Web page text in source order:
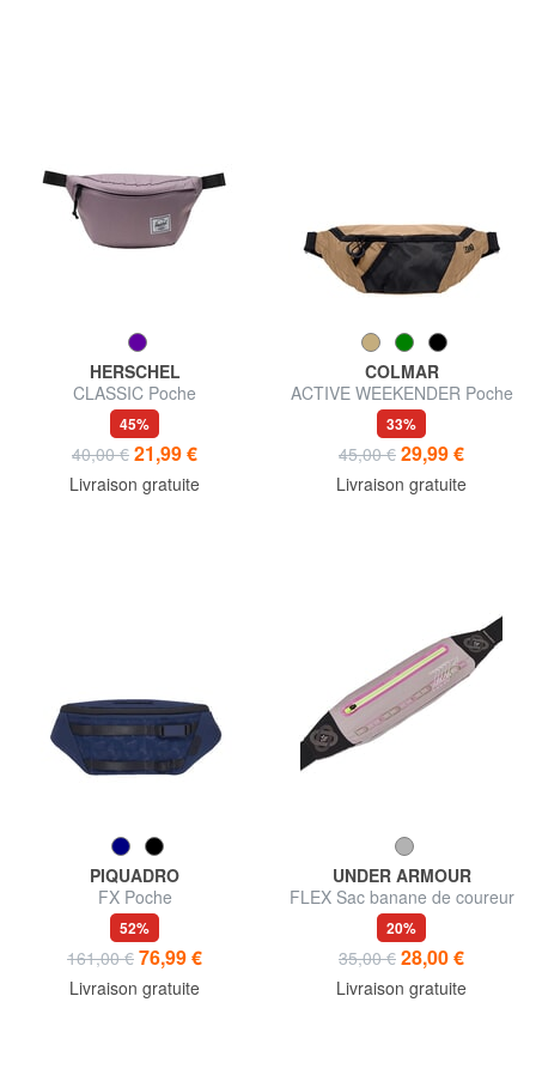
HERSCHEL
CLASSIC Poche
45%
40,00 € 21,99 €
Livraison gratuite
COLMAR
ACTIVE WEEKENDER Poche
33%
45,00 € 29,99 €
Livraison gratuite
PIQUADRO
FX Poche
52%
161,00 € 76,99 €
Livraison gratuite
UNDER ARMOUR
FLEX Sac banane de coureur
20%
35,00 € 28,00 €
Livraison gratuite